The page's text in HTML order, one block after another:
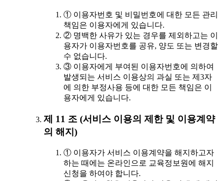
① 이용자번호 및 비밀번호에 대한 모든 관리
책임은 이용자에게 있습니다.
② 명백한 사유가 있는 경우를 제외하고는 이
용자가 이용자번호를 공유, 양도 또는 변경할
수 없습니다.
③ 이용자에게 부여된 이용자번호에 의하여
발생되는 서비스 이용상의 과실 또는 제3자
에 의한 부정사용 등에 대한 모든 책임은 이
용자에게 있습니다.
제 11 조 (서비스 이용의 제한 및 이용계약
의 해지)
① 이용자가 서비스 이용계약을 해지하고자
하는 때에는 온라인으로 교육정보원에 해지
신청을 하여야 합니다.